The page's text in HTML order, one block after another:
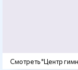
Смотреть "Центр